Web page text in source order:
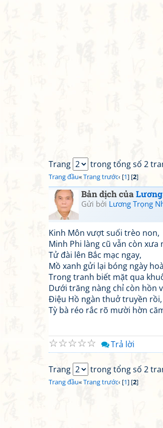
Trang trong tổng số 2
Trang đầu«Trang trước‹ [1] [2]
Bản dịch của
Gửi bởi Lương Trọng
Kinh Môn vượt suối trèo non,
Minh Phi làng cũ vẫn còn xưa
Tử đài lên Bắc mạc ngay,
Mồ xanh gửi lại bóng ngày
Trong tranh biết mặt qua
Dưới trăng nàng chỉ còn hồn
Điệu Hồ ngàn thuở truyền rồi,
Tỳ bà réo rắc rõ mười hờn
☆
☆
☆
☆
☆ Trả lời
Trang trong tổng số 2
Trang đầu«Trang trước‹ [1] [2]